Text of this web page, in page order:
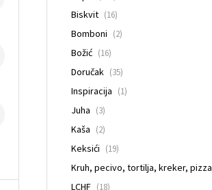
Biskvit (16)
Bomboni (2)
Božić (16)
Doručak (35)
Inspiracija (1)
Juha (3)
Kaša (2)
Keksići (19)
Kruh, pecivo, tortilja, kreker, pizza
LCHF (18)